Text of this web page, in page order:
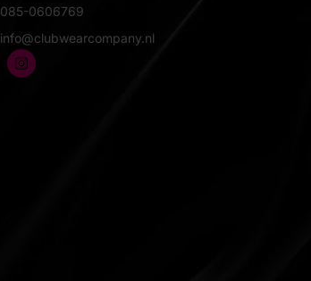
085-0606769
info@clubwearcompany.nl